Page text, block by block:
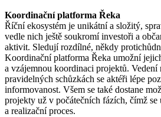
Koordinační platforma Řeka
Říční ekosystém je unikátní a složitý,
vedle nich ještě soukromí investoři a
aktivit. Sledují rozdílné, někdy
Koordinační platforma Řeka umožní
a vzájemnou koordinaci projektů. Vedení
pravidelných schůzkách se aktéři lépe
informovanost. Všem se také dostane
projekty už v počátečních fázích, čímž
a realizační proces.